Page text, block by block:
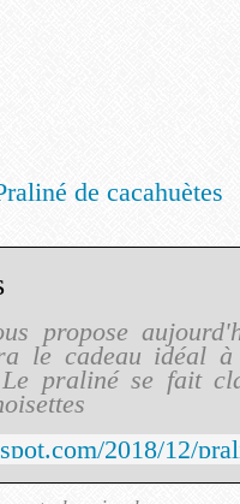
propose
le cadeau idéal
praliné se fait